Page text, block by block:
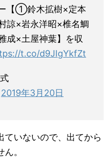
【①鈴木拡樹×定本
×岩永洋昭×椎名鯛
×土屋神葉】を収
t.co/d9JIgYkfZt
2019年3月20日
ていないので、出てから
。